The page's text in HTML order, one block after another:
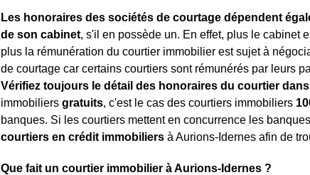
Les honoraires des sociétés de courtage dépendent
de son cabinet, s'il en possède un. En effet, plus le cabinet
plus la rémunération du courtier immobilier est sujet à
de courtage car certains courtiers sont rémunérés par leurs
Vérifiez toujours le détail des honoraires du courtier
immobiliers gratuits, c'est le cas des courtiers immobiliers
banques. Si les courtiers mettent en concurrence les
courtiers en crédit immobiliers à Aurions-Idernes afin de
Que fait un courtier immobilier à Aurions-Idernes ?